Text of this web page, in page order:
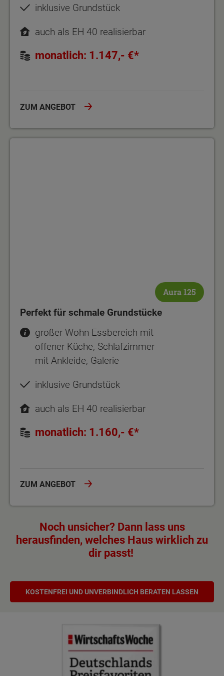
inklusive Grundstück
auch als EH 40 realisierbar
monatlich: 1.147,- €*
ZUM ANGEBOT
Aura 125
Perfekt für schmale Grundstücke
großer Wohn-Essbereich mit
offener Küche, Schlafzimmer
mit Ankleide, Galerie
inklusive Grundstück
auch als EH 40 realisierbar
monatlich: 1.160,- €*
ZUM ANGEBOT
Noch unsicher? Dann lass uns
herausfinden, welches Haus wirklich zu
dir passt!
KOSTENFREI UND UNVERBINDLICH BERATEN LASSEN